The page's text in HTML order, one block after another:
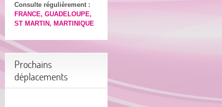
Consulte régulièrement :
FRANCE, GUADELOUPE,
ST MARTIN, MARTINIQUE
Prochains
déplacements